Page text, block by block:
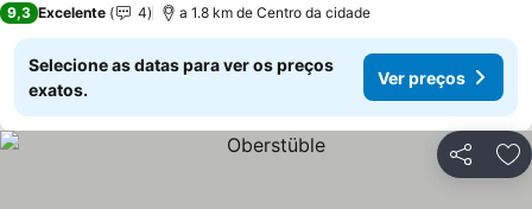
9,3 Excelente 4 a 1.8 km de Centro da cidade
Selecione as datas para ver os preços
exatos.
Ver preços
Partilhar